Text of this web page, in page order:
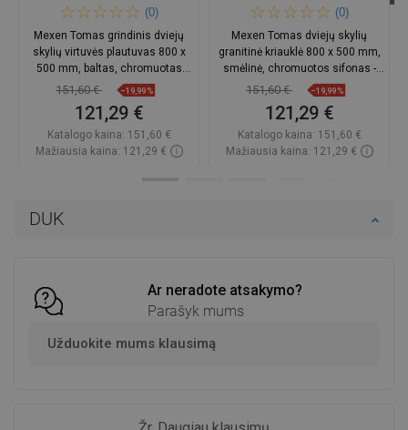
DUK
Ar neradote atsakymo?
Parašyk mums
Užduokite mums klausimą
(0)
Mexen Tomas grindinis dviejų
skylių virtuvės plautuvas 800 x
500 mm, baltas, chromuotas
sifonas - 6516802000-20
151,60 € −19,99%
121,29 €
Katalogo kaina: 151,60 €
Mažiausia kaina: 121,29 €
(0)
Mexen Tomas dviejų skylių
granitinė kriauklė 800 x 500 mm,
smėlinė, chromuotos sifonas -
6516802000-69
151,60 € −19,99%
121,29 €
Katalogo kaina: 151,60 €
Mažiausia kaina: 121,29 €